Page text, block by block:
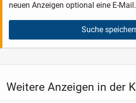
neuen Anzeigen optional eine E-Mail.
Suche
Weitere Anzeigen in der